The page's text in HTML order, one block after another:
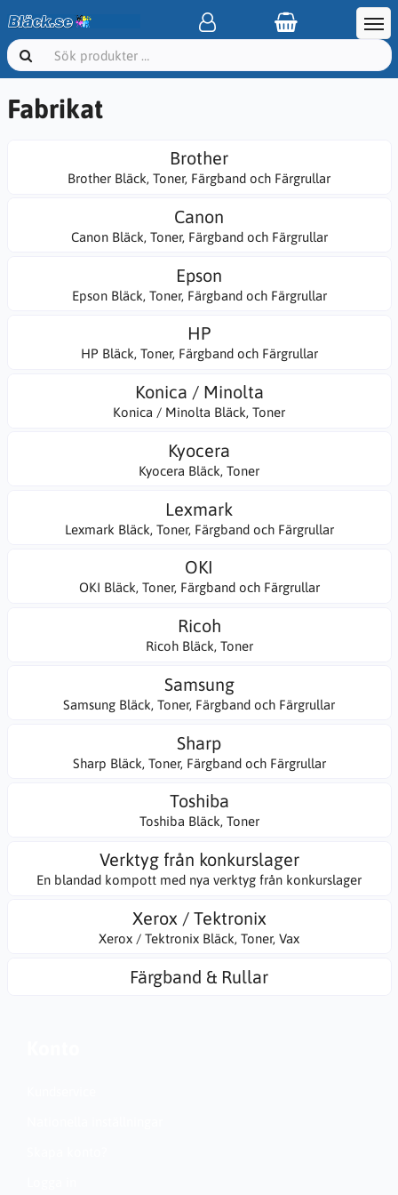
Fabrikat
Brother
Brother Bläck, Toner, Färgband och Färgrullar
Canon
Canon Bläck, Toner, Färgband och Färgrullar
Epson
Epson Bläck, Toner, Färgband och Färgrullar
HP
HP Bläck, Toner, Färgband och Färgrullar
Konica / Minolta
Konica / Minolta Bläck, Toner
Kyocera
Kyocera Bläck, Toner
Lexmark
Lexmark Bläck, Toner, Färgband och Färgrullar
OKI
OKI Bläck, Toner, Färgband och Färgrullar
Ricoh
Ricoh Bläck, Toner
Samsung
Samsung Bläck, Toner, Färgband och Färgrullar
Sharp
Sharp Bläck, Toner, Färgband och Färgrullar
Toshiba
Toshiba Bläck, Toner
Verktyg från konkurslager
En blandad kompott med nya verktyg från konkurslager
Xerox / Tektronix
Xerox / Tektronix Bläck, Toner, Vax
Färgband & Rullar